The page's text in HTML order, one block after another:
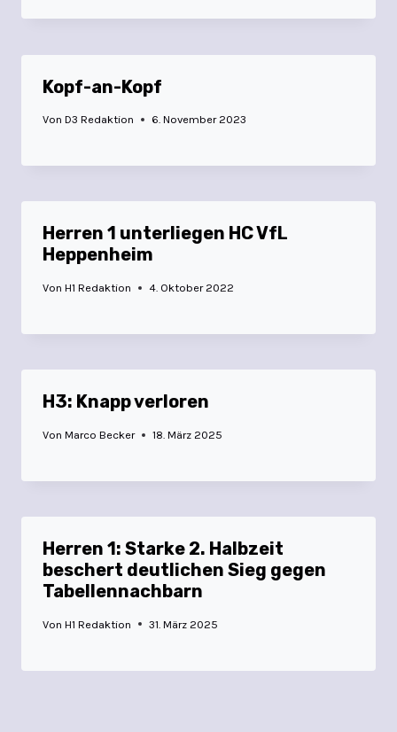
Kopf-an-Kopf
Von D3 Redaktion 6. November 2023
Herren 1 unterliegen HC VfL
Heppenheim
Von H1 Redaktion 4. Oktober 2022
H3: Knapp verloren
Von Marco Becker 18. März 2025
Herren 1: Starke 2. Halbzeit
beschert deutlichen Sieg gegen
Tabellennachbarn
Von H1 Redaktion 31. März 2025